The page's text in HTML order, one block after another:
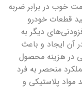
خوب در برابر ضربه
قطعات خودرو
دیگر به
آن ایجاد و باعث
در هزینه محصول
منحصر به فرد
مواد پلاستیکی و